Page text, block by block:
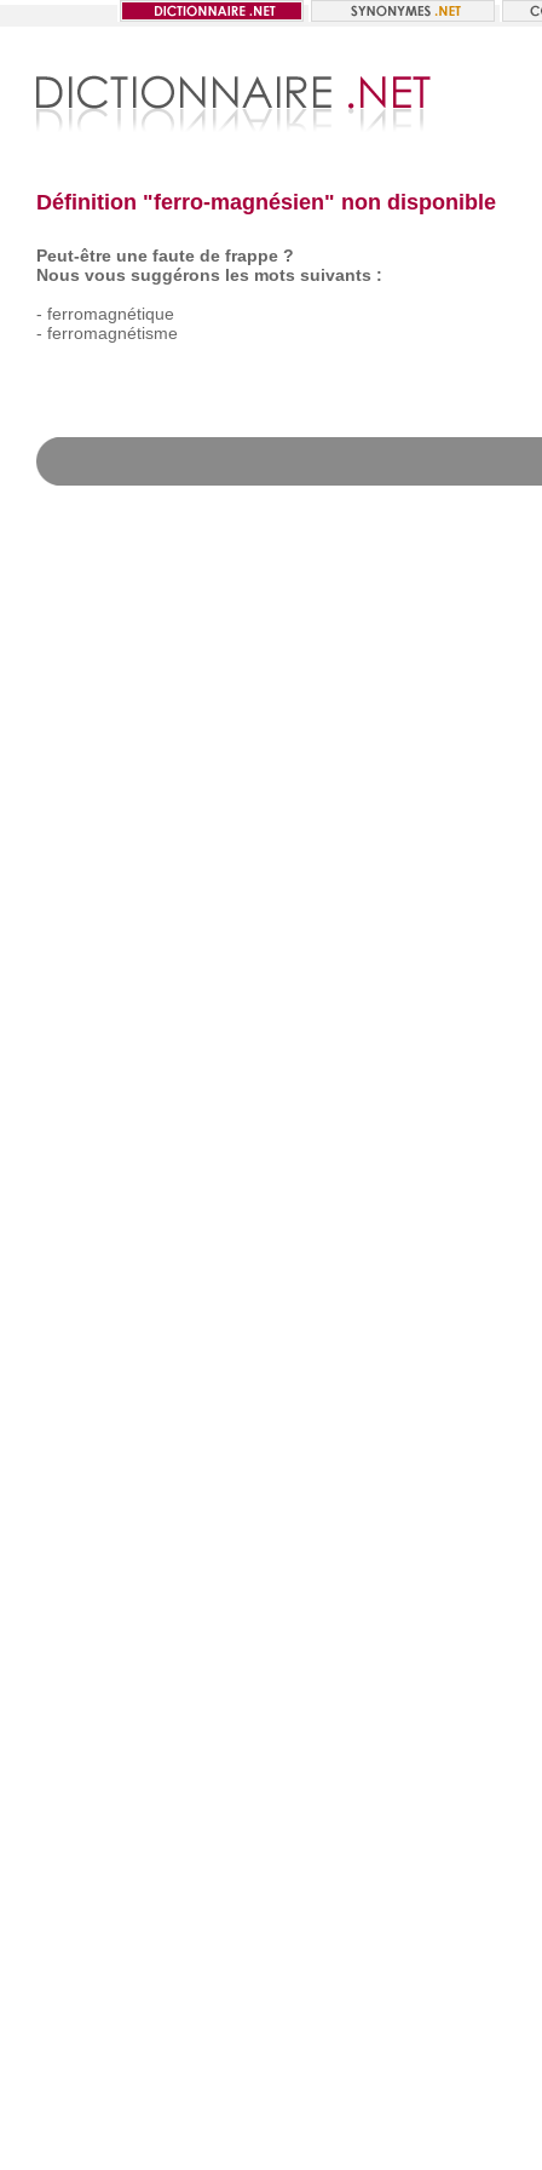
Définition "ferro-magnésien" non disponible
Peut-être une faute de frappe ?
Nous vous suggérons les mots suivants :
- ferromagnétique
- ferromagnétisme